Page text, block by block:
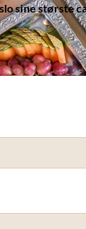
sine største